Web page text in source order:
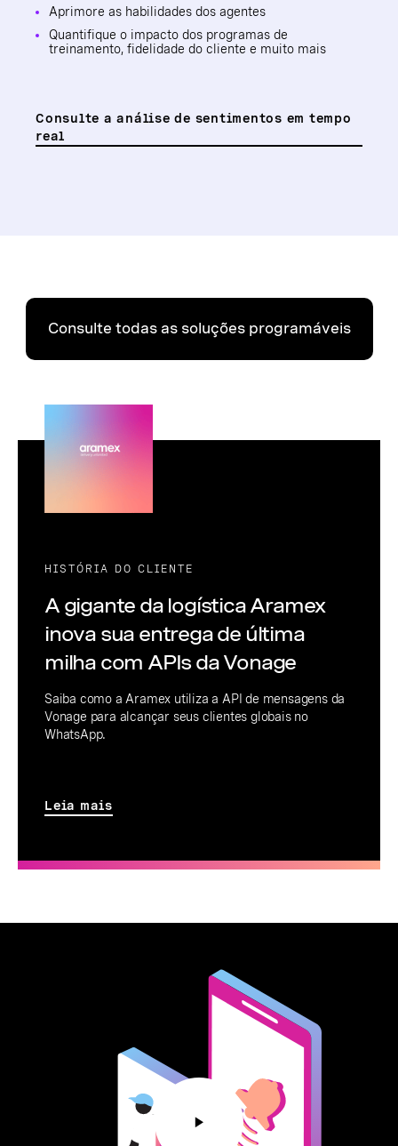
Aprimore as habilidades dos agentes
Quantifique o impacto dos programas de
treinamento, fidelidade do cliente e muito mais
Consulte a análise de sentimentos em tempo
real
Consulte todas as soluções programáveis
HISTÓRIA DO CLIENTE
A gigante da logística Aramex
inova sua entrega de última
milha com APIs da Vonage
Saiba como a Aramex utiliza a API de mensagens da
Vonage para alcançar seus clientes globais no
WhatsApp.
Leia mais